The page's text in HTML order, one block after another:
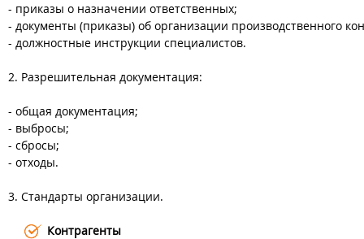
- приказы о назначении ответственных;
- документы (приказы) об организации производственного
- должностные инструкции специалистов.
2. Разрешительная документация:
- общая документация;
- выбросы;
- сбросы;
- отходы.
3. Стандарты организации.
Контрагенты